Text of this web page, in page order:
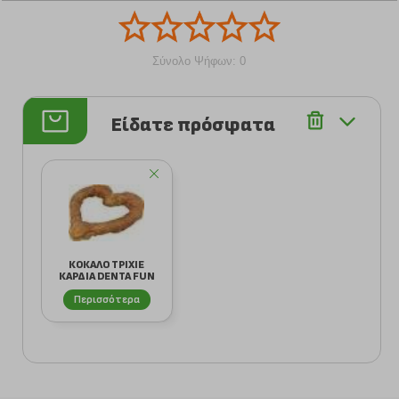
Σύνολο Ψήφων: 0
Είδατε πρόσφατα
ΚΟΚΑΛΟ ΤΡΙΧΙΕ
ΚΑΡΔΙΑ DENTA FUN
ΜΕ ΚΟΤΟΠΟΥΛΟ (...
Περισσότερα